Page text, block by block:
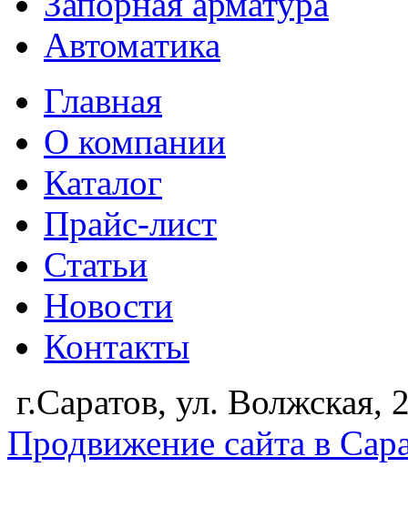
Автоматика
Главная
О компании
Каталог
Прайс-лист
Статьи
Новости
Контакты
г.Саратов, ул.
Продвижение сайта в